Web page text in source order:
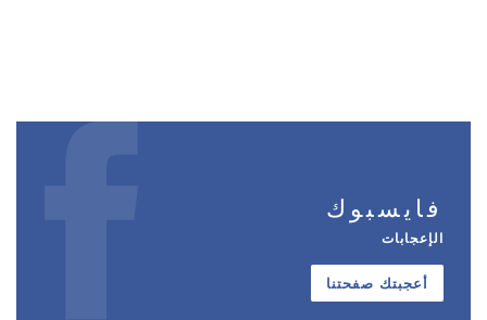
فايسبوك
الإعجابات
أعجبتك صفحتنا